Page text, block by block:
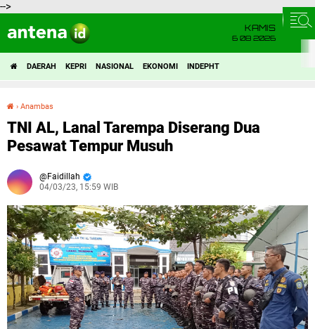
-->
KAMIS
6 08 2026
DAERAH KEPRI NASIONAL EKONOMI INDEPHT
› Anambas
TNI AL, Lanal Tarempa Diserang Dua
Pesawat Tempur Musuh
Faidillah
04/03/23, 15:59 WIB